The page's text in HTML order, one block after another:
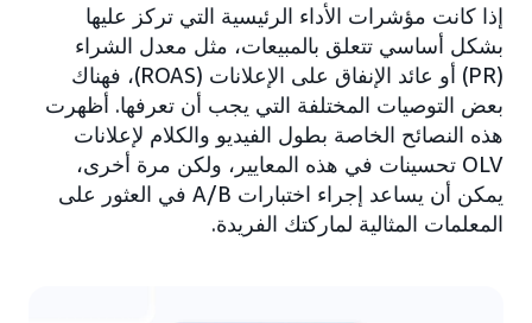
إذا كانت مؤشرات الأداء الرئيسية التي تركز عليها
بشكل أساسي تتعلق بالمبيعات، مثل معدل الشراء
(PR) أو عائد الإنفاق على الإعلانات (ROAS)، فهناك
بعض التوصيات المختلفة التي يجب أن تعرفها. أظهرت
هذه النصائح الخاصة بطول الفيديو والكلام لإعلانات
OLV تحسينات في هذه المعايير، ولكن مرة أخرى،
يمكن أن يساعد إجراء اختبارات A/B في العثور على
المعلمات المثالية لماركتك الفريدة.